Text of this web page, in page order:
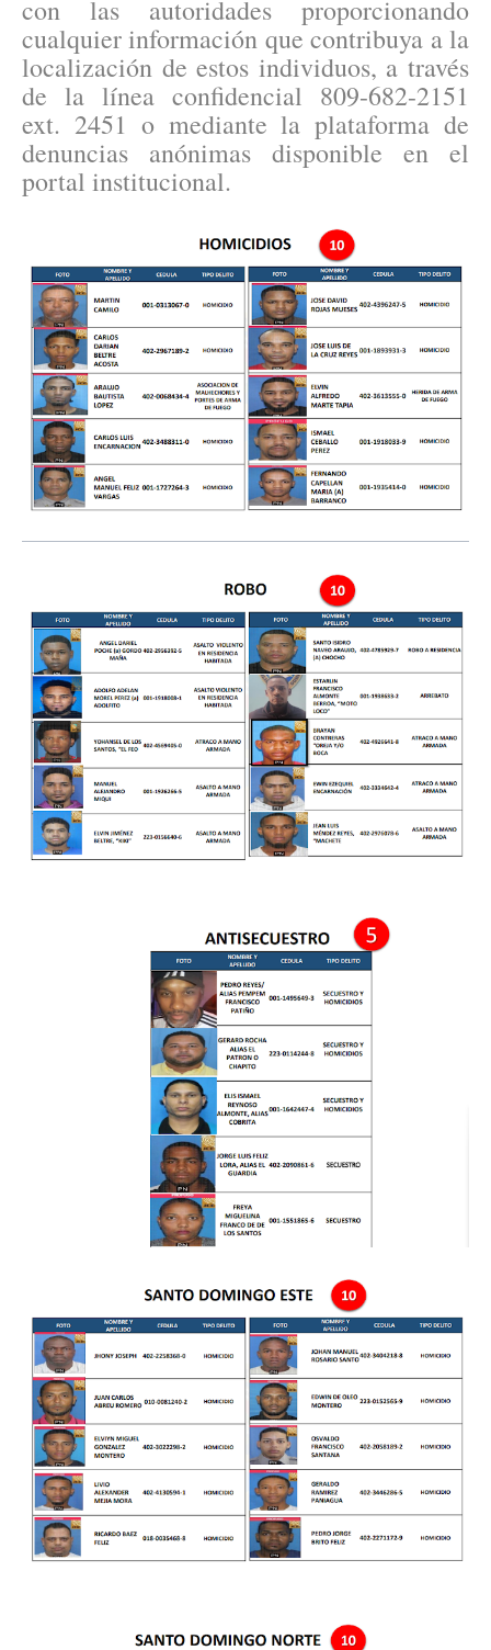
con las autoridades proporcionando
cualquier información que contribuya a la
localización de estos individuos, a través
de la línea confidencial 809-682-2151
ext. 2451 o mediante la plataforma de
denuncias anónimas disponible en el
portal institucional.